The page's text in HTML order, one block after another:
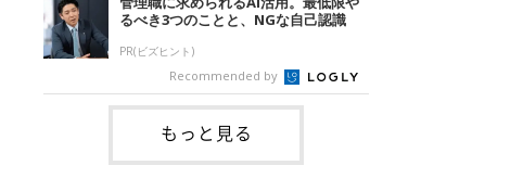
ラリー犬が突然走り回る行動は、必ずしも
珍しいものではないと考えられています。
体にたまったエ
「犬の活動量が夏に減る理由と対策」につ
いて、いぬのきもち獣医師相談室の山口み
き先生に話を聞きました。Q. 夏に犬の活
動量が減る理由は？ いぬのきもち投稿写
真ギャラリーーー夏に愛犬の活動量が減る
と感じる飼い主さんもいるようです。理由
としてどのようなこ
ると、「何か気になることがあるの？」
「ちゃんと歩けているかな」と不安になる
ことがあるかもしれません。愛犬が歩きな
がら飼い主さんを振り返るしぐさには、ど
んな気持ちが隠れているのでしょうか。今
回は、犬が散歩中に飼い主さんを確認する
理由や注意すべきサインの見極めかた、対
応のポイントなどについて、いぬのきもち
獣医師相談室の原 駿太朗先生に伺いまし
るべき3つのことと、NGな自己認識
PR(ビズヒント)
Recommended by
もっと見る